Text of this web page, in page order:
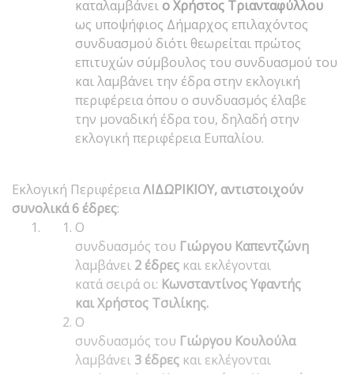
καταλαμβάνει ο Χρήστος Τριανταφύλλου
ως υποψήφιος Δήμαρχος επιλαχόντος
συνδυασμού διότι θεωρείται πρώτος
επιτυχών σύμβουλος του συνδυασμού του
και λαμβάνει την έδρα στην εκλογική
περιφέρεια όπου ο συνδυασμός έλαβε
την μοναδική έδρα του, δηλαδή στην
εκλογική περιφέρεια Ευπαλίου.
Εκλογική ΠεριφέρειαΛΙΔΩΡΙΚΙΟΥ, αντιστοιχούν
συνολικά 6 έδρες:
Ο
συνδυασμός του Γιώργου Καπεντζώνη
λαμβάνει 2 έδρες και εκλέγονται
κατά σειρά οι: Κωνσταντίνος Υφαντής
και Χρήστος Τσιλίκης.
Ο
συνδυασμός του Γιώργου Κουλούλα
λαμβάνει 3 έδρες και εκλέγονται